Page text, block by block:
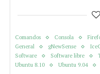
Comandos Consola
General
gNewSense
Software
Software libre
Ubuntu 8.10
Ubuntu 9.04